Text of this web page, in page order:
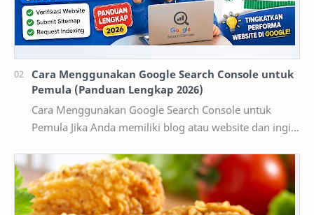
Cara Menggunakan Google Search Console untuk
Pemula (Panduan Lengkap 2026)
Cara Menggunakan Google Search Console untuk
Pemula Jika Anda memiliki blog atau website dan ingin
memaha…